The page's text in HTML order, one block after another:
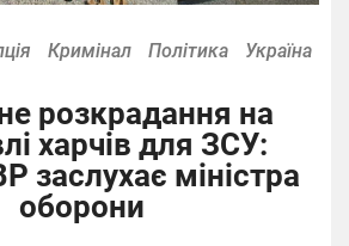
Кримінал Політика Україна
розкрадання на
харчів для ЗСУ:
заслухає міністра
оборони